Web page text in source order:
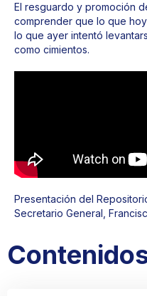
El resguardo y promoción
comprender que lo que
lo que ayer intentó
como cimientos.
Presentación del
Secretario General,